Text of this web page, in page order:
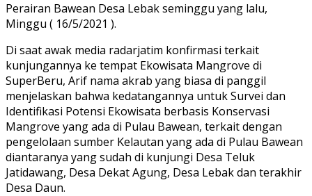
Perairan Bawean Desa Lebak seminggu yang lalu,
Minggu ( 16/5/2021 ).
Di saat awak media radarjatim konfirmasi terkait
kunjungannya ke tempat Ekowisata Mangrove di
SuperBeru, Arif nama akrab yang biasa di panggil
menjelaskan bahwa kedatangannya untuk Survei dan
Identifikasi Potensi Ekowisata berbasis Konservasi
Mangrove yang ada di Pulau Bawean, terkait dengan
pengelolaan sumber Kelautan yang ada di Pulau Bawean
diantaranya yang sudah di kunjungi Desa Teluk
Jatidawang, Desa Dekat Agung, Desa Lebak dan terakhir
Desa Daun.